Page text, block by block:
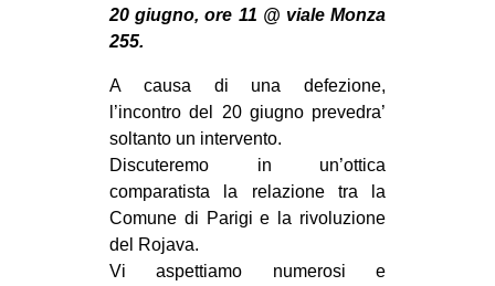
SPAZI
SPORT POPOLARE
MOVIMENTI
AMBIENTE
DIRITTO ALL’ABITARE
20 giugno, ore 11 @ viale Monza
255.
A causa di una defezione,
l’incontro del 20 giugno prevedra’
soltanto un intervento.
Discuteremo in un’ottica
comparatista la relazione tra la
Comune di Parigi e la rivoluzione
del Rojava.
Vi aspettiamo numerosi e